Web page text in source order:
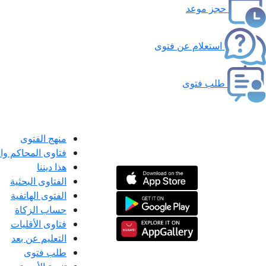
حجز موعد
استعلام عن فتوى
طلب فتوى
منهج الفتوى
فتاوى المحاكم
هذا ديننا
الفتاوى البحثية
الفتوى الهاتفية
حساب الزكاة
فتاوى الأقليات
التعليم عن بعد
طلب فتوى